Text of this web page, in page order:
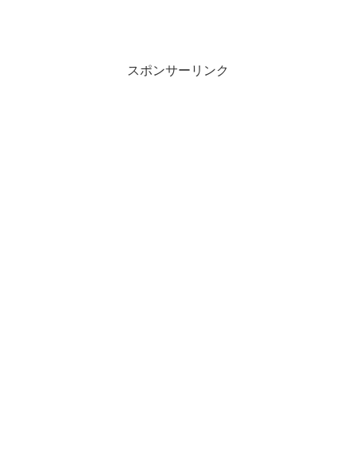
スポンサーリンク